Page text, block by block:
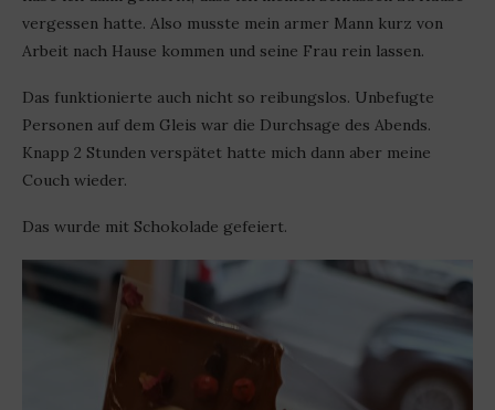
vergessen hatte. Also musste mein armer Mann kurz von
Arbeit nach Hause kommen und seine Frau rein lassen.
Das funktionierte auch nicht so reibungslos. Unbefugte
Personen auf dem Gleis war die Durchsage des Abends.
Knapp 2 Stunden verspätet hatte mich dann aber meine
Couch wieder.
Das wurde mit Schokolade gefeiert.